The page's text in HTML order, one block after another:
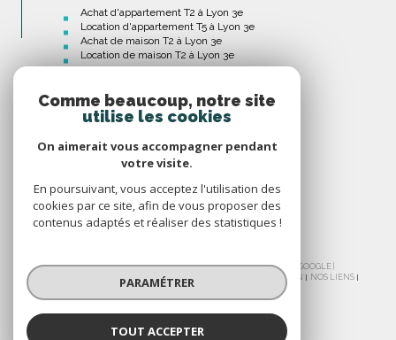
Achat d'appartement T2 à Lyon 3e
Location d'appartement T5 à Lyon 3e
Achat de maison T2 à Lyon 3e
Location de maison T2 à Lyon 3e
© 2026 | TOUS DROITS RÉSERVÉS | TRADUCTION POWERED BY GOOGLE |
PLAN DU SITE ADMIN
NOS LIENS
POLITIQUE RGPD
Comme beaucoup, notre site
utilise les cookies
On aimerait vous accompagner pendant
votre visite.
En poursuivant, vous acceptez l'utilisation des
cookies par ce site, afin de vous proposer des
contenus adaptés et réaliser des statistiques !
PARAMÉTRER
TOUT ACCEPTER